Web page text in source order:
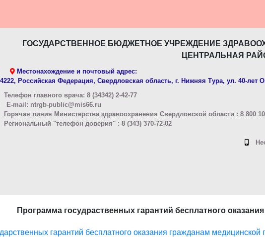
ГОСУДАРСТВЕННОЕ БЮДЖЕТНОЕ УЧРЕЖДЕНИЕ
ЦЕНТРАЛЬНАЯ
Местонахождение и почтовый адрес:
Российская Федерация, Свердловская область, г. Нижняя Тура, ул. 40-лет
Телефон главного врача: 8 (34342) 2-42-77
E-mail: ntrgb-public@mis66.ru
Горячая линия Министерства здравоохранения Свердловской области : 8 800
Региональный "телефон доверия" : 8 (343) 370-72-02
Программа госудраственных гарантий бесплатного
гарантий бесплатного оказания гражданам